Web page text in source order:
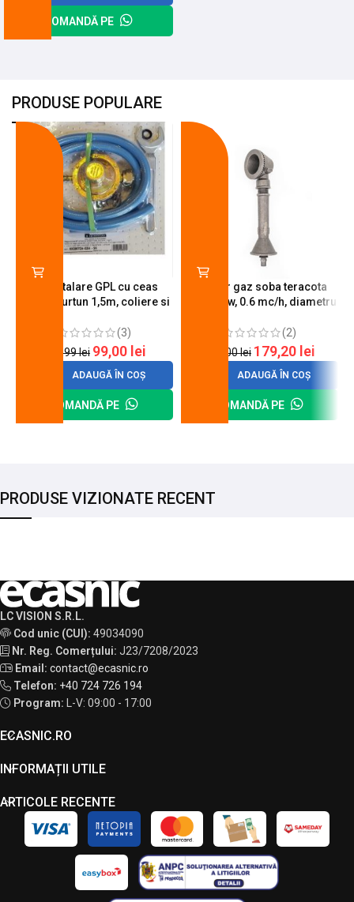
COMANDĂ PE
PRODUSE POPULARE
Kit instalare GPL cu ceas
butelie, furtun 1,5m, coliere si
(3)
120,99lei 99,00 lei
ADAUGĂ ÎN COȘ
COMANDĂ PE
Arzator gaz soba teracota
A600, 6 kw, 0.6 mc/h, diametru
(2)
200,00lei 179,20 lei
ADAUGĂ ÎN COȘ
COMANDĂ PE
PRODUSE VIZIONATE RECENT
LC VISION S.R.L.
Cod unic (CUI): 49034090
Nr. Reg. Comerțului: J23/7208/2023
Email: contact@ecasnic.ro
Telefon: +40 724 726 194
Program:
L-V: 09:00 - 17:00
ECASNIC.RO
INFORMAȚII UTILE
ARTICOLE RECENTE